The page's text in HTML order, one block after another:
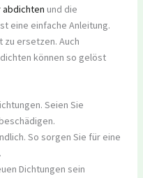
abdichten und die
eine einfache Anleitung.
zu ersetzen. Auch
können so gelöst
Seien Sie
So sorgen Sie für eine
Dichtungen sein